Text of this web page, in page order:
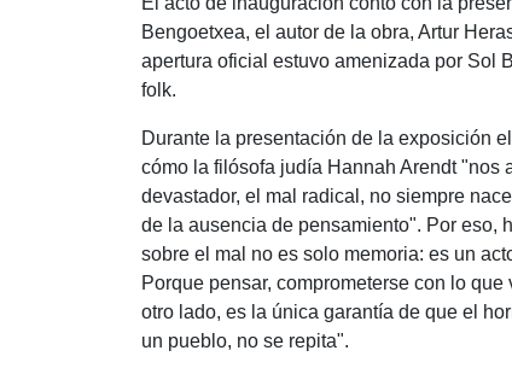
Bengoetxea, el autor de la obra, Artur
apertura oficial estuvo amenizada por Sol
folk.
Durante la presentación de la exposición
cómo la filósofa judía Hannah Arendt "nos
devastador, el mal radical, no siempre
de la ausencia de pensamiento". Por eso,
sobre el mal no es solo memoria: es un
Porque pensar, comprometerse con lo
otro lado, es la única garantía de que el
un pueblo, no se repita".